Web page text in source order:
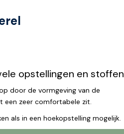
opstellingen en stoffen
door de vormgeving van de
een zeer comfortabele zit.
als in een hoekopstelling mogelijk.